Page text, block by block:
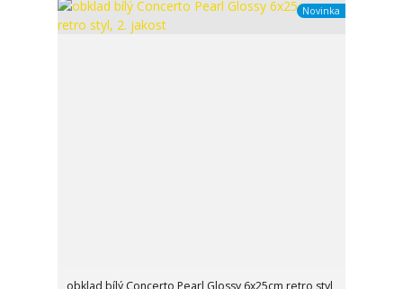
Novinka
obklad bílý Concerto Pearl Glossy 6x25cm retro styl,